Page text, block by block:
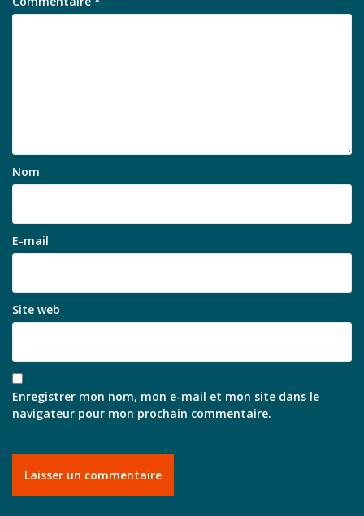
Nom
E-mail
Site web
Enregistrer mon nom, mon e-mail et mon site dans le
navigateur pour mon prochain commentaire.